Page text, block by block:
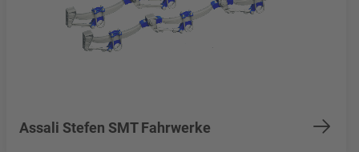
Assali Stefen SMT Fahrwerke